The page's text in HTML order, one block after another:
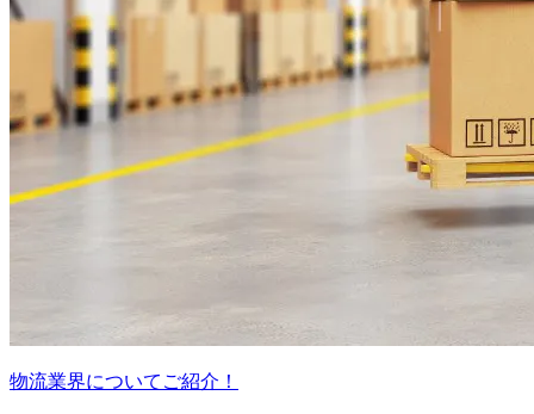
物流業界についてご紹介！